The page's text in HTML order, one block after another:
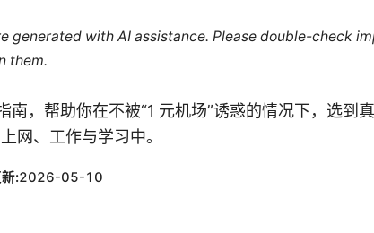
generated with AI assistance. Please double-check
them.
南，帮助你在不被“1 元机场”诱惑的情况下，选到
网、工作与学习中。
:2026-05-10